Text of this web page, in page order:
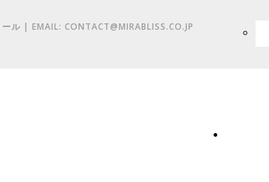
| EMAIL: CONTACT@MIRABLISS.CO.JP